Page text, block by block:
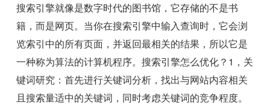
搜索引擎就像是数字时代的图书馆，它存储的不是书
籍，而是网页。当你在搜索引擎中输入查询时，它会浏
览索引中的所有页面，并返回最相关的结果，所以它是
一种称为算法的计算机程序。搜索引擎怎么优化？1，关
键词研究：首先进行关键词分析，找出与网站内容相关
且搜索量适中的关键词，同时考虑关键词的竞争程度。